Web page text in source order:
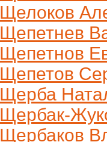
Щелоков
Щепетнев
Щепетнов
Щепетов
Щерба
Щербак-
Щербаков